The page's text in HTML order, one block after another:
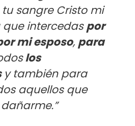
sangre Cristo mi
intercedaspor
mi esposo, para
los
y también para
aquellos que
”